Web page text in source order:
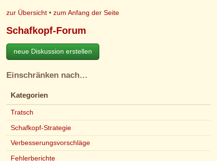
zur Übersicht •zum Anfang der Seite
Schafkopf-Forum
neue Diskussion erstellen
Einschränken nach…
Kategorien
Tratsch
Schafkopf-Strategie
Verbesserungsvorschläge
Fehlerberichte